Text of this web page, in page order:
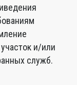
и/или
служб.